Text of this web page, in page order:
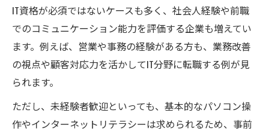
IT資格が必須ではないケースも多く、社会人経験や前職
でのコミュニケーション能力を評価する企業も増えてい
ます。例えば、営業や事務の経験がある方も、業務改善
の視点や顧客対応力を活かしてIT分野に転職する例が見
られます。
ただし、未経験者歓迎といっても、基本的なパソコン操
作やインターネットリテラシーは求められるため、事前